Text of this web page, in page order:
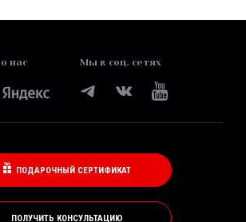
нас Мы в соц. сетях
ПОДАРОЧНЫЙ СЕРТИФИКАТ
ПОЛУЧИТЬ КОНСУЛЬТАЦИЮ